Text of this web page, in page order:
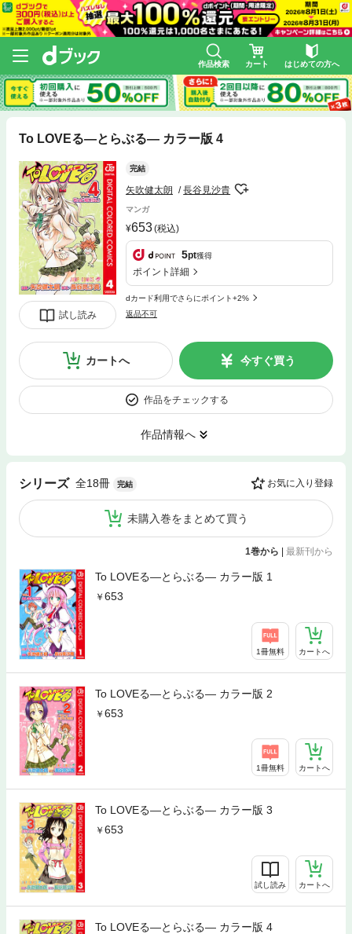
作品検索 カート はじめての方へ
To LOVEる―とらぶる― カラー版 4
試し読み
完結
矢吹健太朗 長谷見沙貴
マンガ
653(税込)
5pt獲得
ポイント詳細
dカード利用でさらにポイント+2%
返品不可
カートへ 今すぐ買う
作品をチェックする
作品情報へ
シリーズ 全18冊 完結 お気に入り登録
未購入巻をまとめて買う
1巻から 最新刊から
To LOVEる―とらぶる― カラー版 1
653
1冊無料 カートへ
To LOVEる―とらぶる― カラー版 2
653
1冊無料 カートへ
To LOVEる―とらぶる― カラー版 3
653
試し読み カートへ
To LOVEる―とらぶる― カラー版 4